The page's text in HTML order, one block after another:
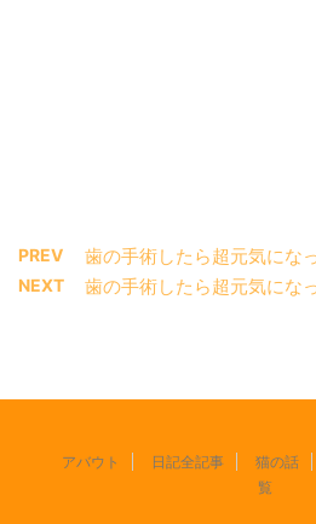
PREV 歯の手術したら超元気にな
NEXT 歯の手術したら超元気に
アバウト 日記全記事 猫の話
覧